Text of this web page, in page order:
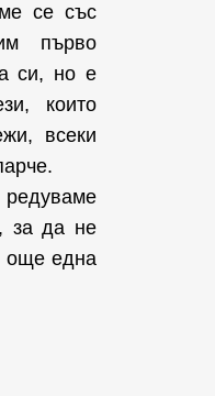
се със
първо
си, но е
които
всеки
за да не
още една